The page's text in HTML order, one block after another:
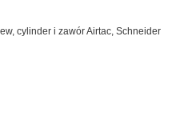
cylinder i zawór Airtac, Schneider